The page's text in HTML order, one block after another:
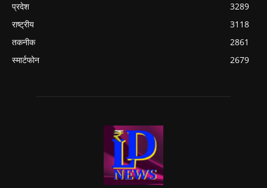
प्रदेश
3289
राष्ट्रीय
3118
तकनीक
2861
स्मार्टफोन
2679